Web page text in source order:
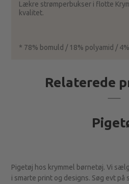
Lækre strømperbukser i flotte
kvalitet.
* 78% bomuld / 18% polyamid /
Relaterede
Pigetøj hos krymmel børnetøj. Vi
i smarte print og designs. Søg evt